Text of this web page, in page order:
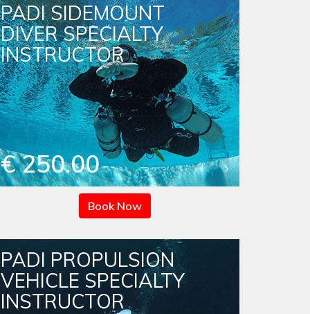
PADI SIDEMOUNT
DIVER SPECIALTY
INSTRUCTOR
€ 250.00
Book Now
PADI PROPULSION
VEHICLE SPECIALTY
INSTRUCTOR